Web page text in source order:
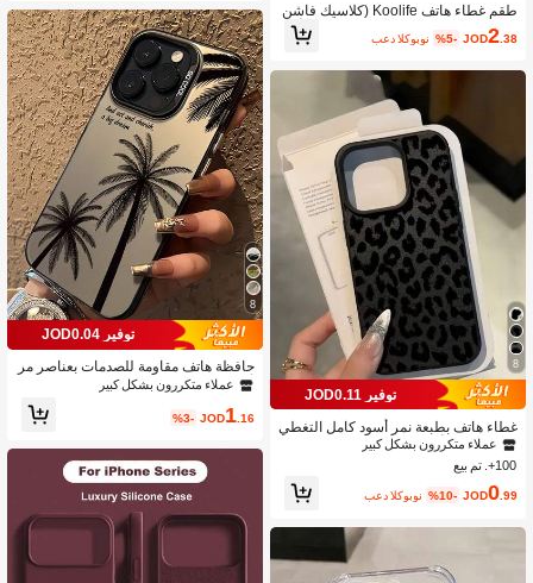
طقم غطاء هاتف Koolife (كلاسيك فاشن
بنقاط البولكا + لاصق)، يتميز بتصميم أني
ق وممتع، متوافق مع أجهزة Apple 17/17
2/11/. له أسلوب عصري وأنيق وممتع للغا
ية، مناسب للرجال والنساء على حد سوا
ء. إنه هدية مثالية لتقديمها للأصدقاء والعائ
لة خلال عيد الميلاد وعيد الحب وموسم ال
زفاف وأعياد الميلاد.
JOD2.38
%5- بعد الكوبون
8
توفير JOD0.11
غطاء هاتف بطبعة نمر أسود كامل التغطي
و ماكس، السلسلة
عملاء متكررون بشكل كبير
100+. تم بيع
JOD0.99
%10- بعد الكوبون
لس/12 ميني/13 ميني، متوافق مع جالكس
ي S26 S25 S24 S23 S22 S21 بلس ألت
را، متوافق مع بيكسل 8 9 10 برو
8
توفير JOD0.04
حافظة هاتف مقاومة للصدمات بعناصر مر
آة وشجرة جوز الهند مطلية بالفضة عالية ا
ماكس، متوافقة مع 11/13 برو/15 برو/15/
افقة مع Apple Paomax 16، مناسبة للس
لسلة مقاومة للماء ومقاومة للسقوط، الإ
صدار الدولي، وليس الإصدار المحلي هدية
عيد ميلاد حفلة
عملاء متكررون بشكل كبير
JOD1.16
%3-